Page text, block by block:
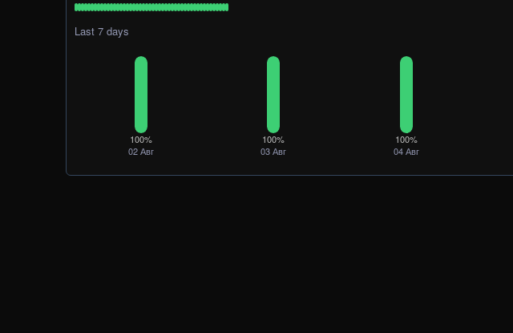
Last 7 days
100%
02 Авг
100%
03 Авг
100%
04 Авг